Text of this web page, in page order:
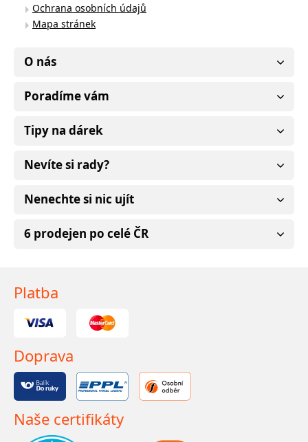
Ochrana osobních údajů
Mapa stránek
O nás
Poradíme vám
Tipy na dárek
Nevíte si rady?
Nenechte si nic ujít
6 prodejen po celé ČR
Platba
Doprava
Naše certifikáty